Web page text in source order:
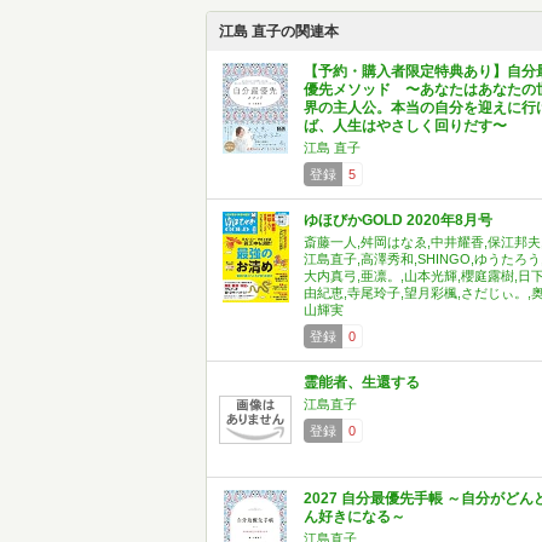
江島 直子の関連本
【予約・購入者限定特典あり】自分
優先メソッド 〜あなたはあなたの
界の主人公。本当の自分を迎えに行
ば、人生はやさしく回りだす〜
江島 直子
登録
5
ゆほびかGOLD 2020年8月号
斎藤一人,舛岡はなゑ,中井耀香,保江邦夫,
江島直子,高澤秀和,SHINGO,ゆうたろう,
大内真弓,亜凛。,山本光輝,櫻庭露樹,日
由紀恵,寺尾玲子,望月彩楓,さだじぃ。,
山輝実
登録
0
霊能者、生還する
江島直子
登録
0
2027 自分最優先手帳 ～自分がどん
ん好きになる～
江島直子